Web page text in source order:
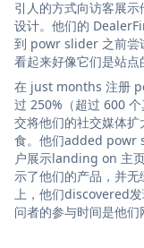
引人的方式向访客展
设计。他们的
到 powr slider 之前
看起来好像它们是站点
在 just months 注册
过 250%（超过 600
交将他们的社交媒体
食。他们added powr
户展示landing on 主
示了他们的产品，并
上，他们discovered
问者的参与时间是他们